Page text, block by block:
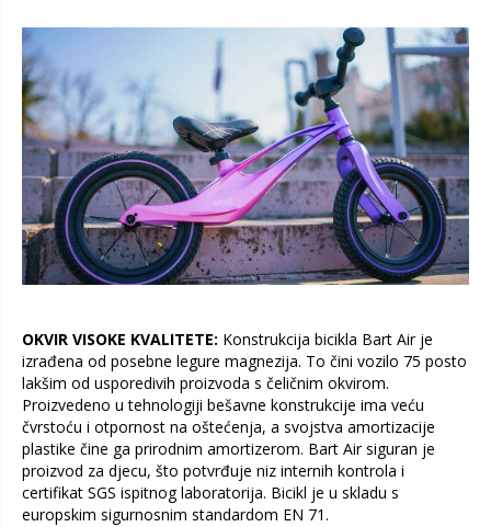
OKVIR VISOKE KVALITETE: Konstrukcija bicikla Bart Air je
izrađena od posebne legure magnezija. To čini vozilo 75 posto
lakšim od usporedivih proizvoda s čeličnim okvirom.
Proizvedeno u tehnologiji bešavne konstrukcije ima veću
čvrstoću i otpornost na oštećenja, a svojstva amortizacije
plastike čine ga prirodnim amortizerom. Bart Air siguran je
proizvod za djecu, što potvrđuje niz internih kontrola i
certifikat SGS ispitnog laboratorija. Bicikl je u skladu s
europskim sigurnosnim standardom EN 71.